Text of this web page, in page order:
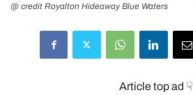
@ credit Royalton Hideaway Blue Waters
Article top ad ☟